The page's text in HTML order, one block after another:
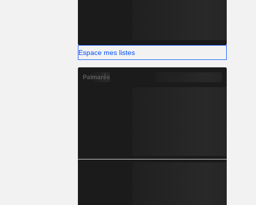
Espace mes listes
Palmarès